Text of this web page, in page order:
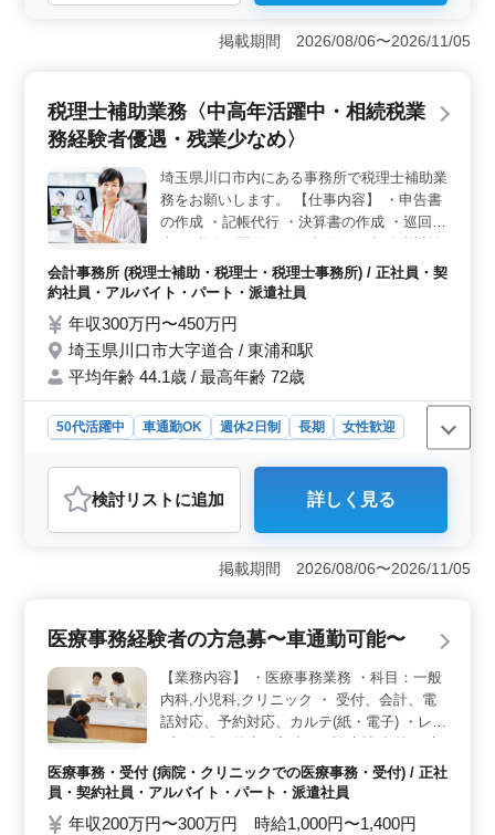
＜ベテラン歓迎の会計事務所＞ 朝霞市の会計事務所で
税理士補助業務の募集です。会計事務所勤務経験のある
ベテランの方を大歓迎しています。年間休日124日と働き
年末調整、保険の導入アドバイス、相続税・贈与税申告
など、幅広い業務があります。ベテランスタッフが丁寧
す。 ＜中高年・女性スタッフも活躍＞ シニアや女
性スタッフも活躍中で、真面目で優しい雰囲気の職場で
す。昇給や賞与もあり、安定した環境で長く働けます。
穏やかな雰囲気の中で、成長やキャリアアップを目指す
方にぴったりの環境です。
掲載期間 2026/08/06〜2026/11/05
税理士補助業務〈中高年活躍中・相続税業
務経験者優遇・残業少なめ〉
埼玉県川口市内にある事務所で税理士補助業
務をお願いします。 【仕事内容】 ・申告書
の作成 ・記帳代行 ・決算書の作成 ・巡回監
査 ・税務に関係する仕事全般 ・相続税対策
・事業承継 ◯税理士資格保有者歓迎 ◯相続
税に強い事務所のため実務経験者歓迎 ☆50
の企業です。是非ご応募下さい！
会計事務所 (税理士補助・税理士・税理士事務所) / 正社員・契
約社員・アルバイト・パート・派遣社員
年収300万円〜450万円
埼玉県川口市大字道合 / 東浦和駅
平均年齢 44.1歳 / 最高年齢 72歳
50代活躍中 車通勤OK 週休2日制 長期
女性歓迎
おすすめポイント
＜ベテラン応援＞ 50代以上の方々を歓迎し、税理士補
助業務にご参加いただける環境です。中高年が活躍する
ためのサポートが整っており、経験豊富な方々のご応募
の事務所での勤務で、東浦和駅からのアクセスも便利で
す。車通勤も可能で、無料駐車場が用意されています。
社会保険完備で、安心してお仕事に取り組むことができ
ます。 ＜スキルアップサポート＞ 税理士資格保有
者や日商簿記2級以上の資格をお持ちの方を歓迎していま
す。実務経験が5年以上ある方は特に優遇されます。さら
なるスキルアップや専門知識の習得をサポートし、事務
所の発展に貢献できる環境です。
検討リスト に追加 詳しく見る
掲載期間 2026/08/06〜2026/11/05
医療事務経験者の方急募〜車通勤可能〜
【業務内容】 ・医療事務業務 ・科目：一般
内科,小児科,クリニック ・ 受付、会計、電
話対応、予約対応、カルテ(紙・電子) ・レセ
通費全額支給 40代以上の医療事務経験者で
即日勤務できる方急募いたします 医療事務
医療事務・受付 (病院・クリニックでの医療事務・受付) / 正社
員・契約社員・アルバイト・パート・派遣社員
年収200万円〜300万円 時給1,000円〜1,400円